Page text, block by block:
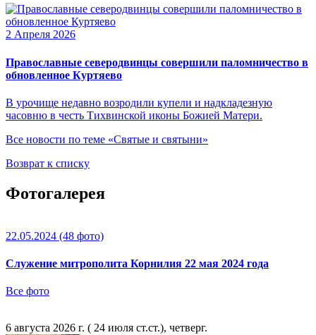
2 Апреля 2026
Православные северодвинцы совершили паломничество в
обновленное Куртяево
В урочище недавно возродили купели и надкладезную
часовню в честь Тихвинской иконы Божией Матери.
Все новости по теме «Святые и святыни»
Возврат к списку
Фотогалерея
22.05.2024 (48 фото)
Служение митрополита Корнилия 22 мая 2024 года
Все фото
6 августа 2026 г. ( 24 июля ст.ст.), четверг.